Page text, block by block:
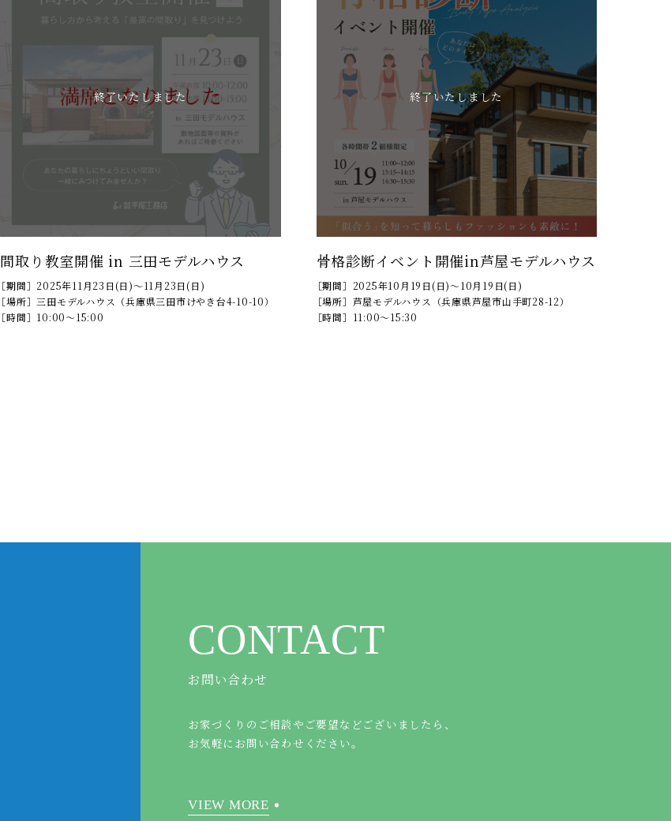
終了いたしました
間取り教室開催 in 三田モデルハウス
［期間］ 2025年11月23日(日)～11月23日(日)
［場所］ 三田モデルハウス（兵庫県三田市けやき台4-10-10）
［時間］ 10:00～15:00
終了いたしました
骨格診断イベント開催in芦屋モデルハウス
［期間］ 2025年10月19日(日)～10月19日(日)
［場所］ 芦屋モデルハウス（兵庫県芦屋市山手町28-12）
［時間］ 11:00～15:30
CONTACT
お問い合わせ
お家づくりのご相談やご要望などございましたら、
お気軽にお問い合わせください。
VIEW MORE